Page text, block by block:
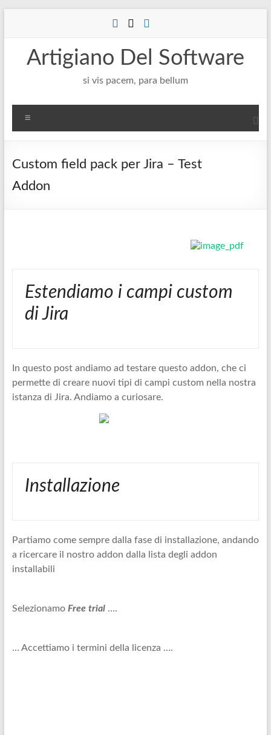
Artigiano Del Software
si vis pacem, para bellum
Custom field pack per Jira – Test
Addon
Estendiamo i campi custom
di Jira
In questo post andiamo ad testare questo addon, che ci
permette di creare nuovi tipi di campi custom nella nostra
istanza di Jira. Andiamo a curiosare.
Installazione
Partiamo come sempre dalla fase di installazione, andando
a ricercare il nostro addon dalla lista degli addon
installabili
Selezionamo Free trial….
… Accettiamo i termini della licenza ….